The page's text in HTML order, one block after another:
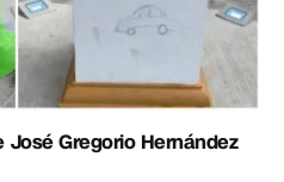
Gregorio Hernández